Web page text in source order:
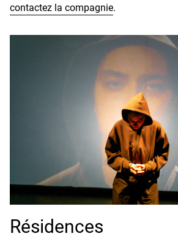
contactez la compagnie.
Résidences